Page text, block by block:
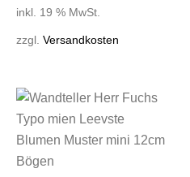
inkl. 19 % MwSt.
zzgl.Versandkosten